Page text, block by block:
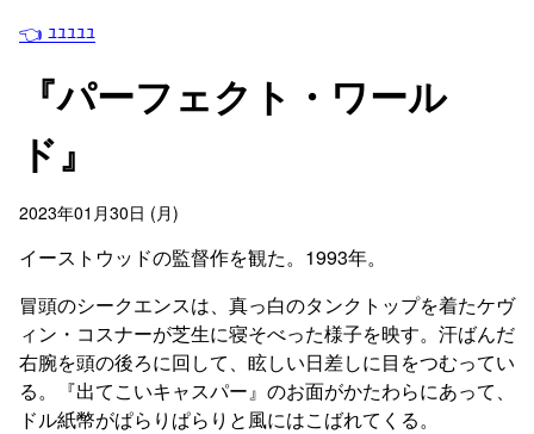
👈 ﾕﾕﾕﾕﾕ
『パーフェクト・ワール
ド』
2023年01月30日 (月)
イーストウッドの監督作を観た。1993年。
冒頭のシークエンスは、真っ白のタンクトップを着たケヴ
ィン・コスナーが芝生に寝そべった様子を映す。汗ばんだ
右腕を頭の後ろに回して、眩しい日差しに目をつむってい
る。『出てこいキャスパー』のお面がかたわらにあって、
ドル紙幣がぱらりぱらりと風にはこばれてくる。